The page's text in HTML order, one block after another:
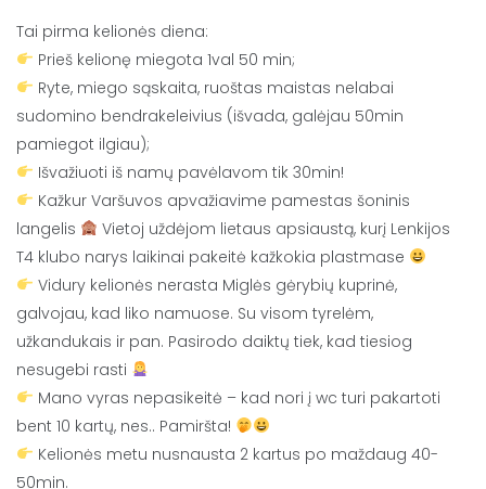
Tai pirma kelionės diena:
Prieš kelionę miegota 1val 50 min;
Ryte, miego sąskaita, ruoštas maistas nelabai
sudomino bendrakeleivius (išvada, galėjau 50min
pamiegot ilgiau);
Išvažiuoti iš namų pavėlavom tik 30min!
Kažkur Varšuvos apvažiavime pamestas šoninis
langelis
Vietoj uždėjom lietaus apsiaustą, kurį Lenkijos
T4 klubo narys laikinai pakeitė kažkokia plastmase
Vidury kelionės nerasta Miglės gėrybių kuprinė,
galvojau, kad liko namuose. Su visom tyrelėm,
užkandukais ir pan. Pasirodo daiktų tiek, kad tiesiog
nesugebi rasti
Mano vyras nepasikeitė – kad nori į wc turi pakartoti
bent 10 kartų, nes.. Pamiršta!
Kelionės metu nusnausta 2 kartus po maždaug 40-
50min.